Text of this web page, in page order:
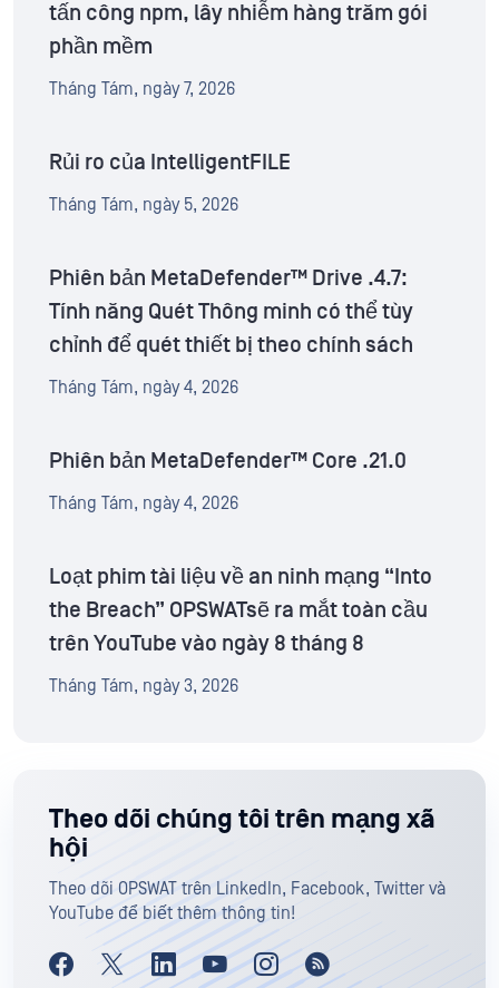
tấn công npm, lây nhiễm hàng trăm gói
phần mềm
Tháng Tám, ngày 7, 2026
Rủi ro của IntelligentFILE
Tháng Tám, ngày 5, 2026
Phiên bản MetaDefender™ Drive .4.7:
Tính năng Quét Thông minh có thể tùy
chỉnh để quét thiết bị theo chính sách
Tháng Tám, ngày 4, 2026
Phiên bản MetaDefender™ Core .21.0
Tháng Tám, ngày 4, 2026
Loạt phim tài liệu về an ninh mạng “Into
the Breach” OPSWATsẽ ra mắt toàn cầu
trên YouTube vào ngày 8 tháng 8
Tháng Tám, ngày 3, 2026
Theo dõi chúng tôi trên mạng xã
hội
Theo dõi OPSWAT trên LinkedIn, Facebook, Twitter và
YouTube để biết thêm thông tin!